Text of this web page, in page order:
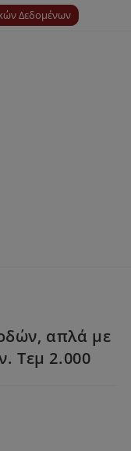
Δεδομένων
απλά με
Τεμ 2.000